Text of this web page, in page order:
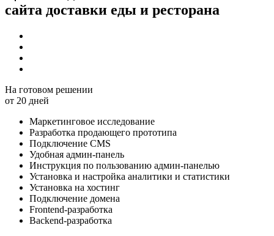
сайта доставки еды и ресторана
На готовом решении
от 20 дней
Маркетинговое исследование
Разработка продающего прототипа
Подключение CMS
Удобная админ-панель
Инструкция по пользованию админ-панелью
Установка и настройка аналитики и статистики
Установка на хостинг
Подключение домена
Frontend-разработка
Backend-разработка